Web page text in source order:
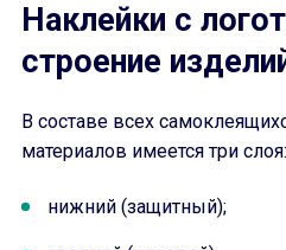
Наклейки с
строение
В составе всех
материалов имеется три слоя:
нижний (защитный);